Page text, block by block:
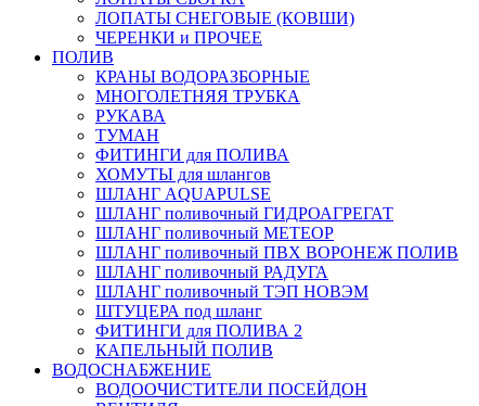
ЛОПАТЫ СНЕГОВЫЕ (КОВШИ)
ЧЕРЕНКИ и ПРОЧЕЕ
ПОЛИВ
КРАНЫ ВОДОРАЗБОРНЫЕ
МНОГОЛЕТНЯЯ ТРУБКА
РУКАВА
ТУМАН
ФИТИНГИ для ПОЛИВА
ХОМУТЫ для шлангов
ШЛАНГ AQUAPULSE
ШЛАНГ поливочный ГИДРОАГРЕГАТ
ШЛАНГ поливочный МЕТЕОР
ШЛАНГ поливочный ПВХ ВОРОНЕЖ ПОЛИВ
ШЛАНГ поливочный РАДУГА
ШЛАНГ поливочный ТЭП НОВЭМ
ШТУЦЕРА под шланг
ФИТИНГИ для ПОЛИВА 2
КАПЕЛЬНЫЙ ПОЛИВ
ВОДОСНАБЖЕНИЕ
ВОДООЧИСТИТЕЛИ ПОСЕЙДОН